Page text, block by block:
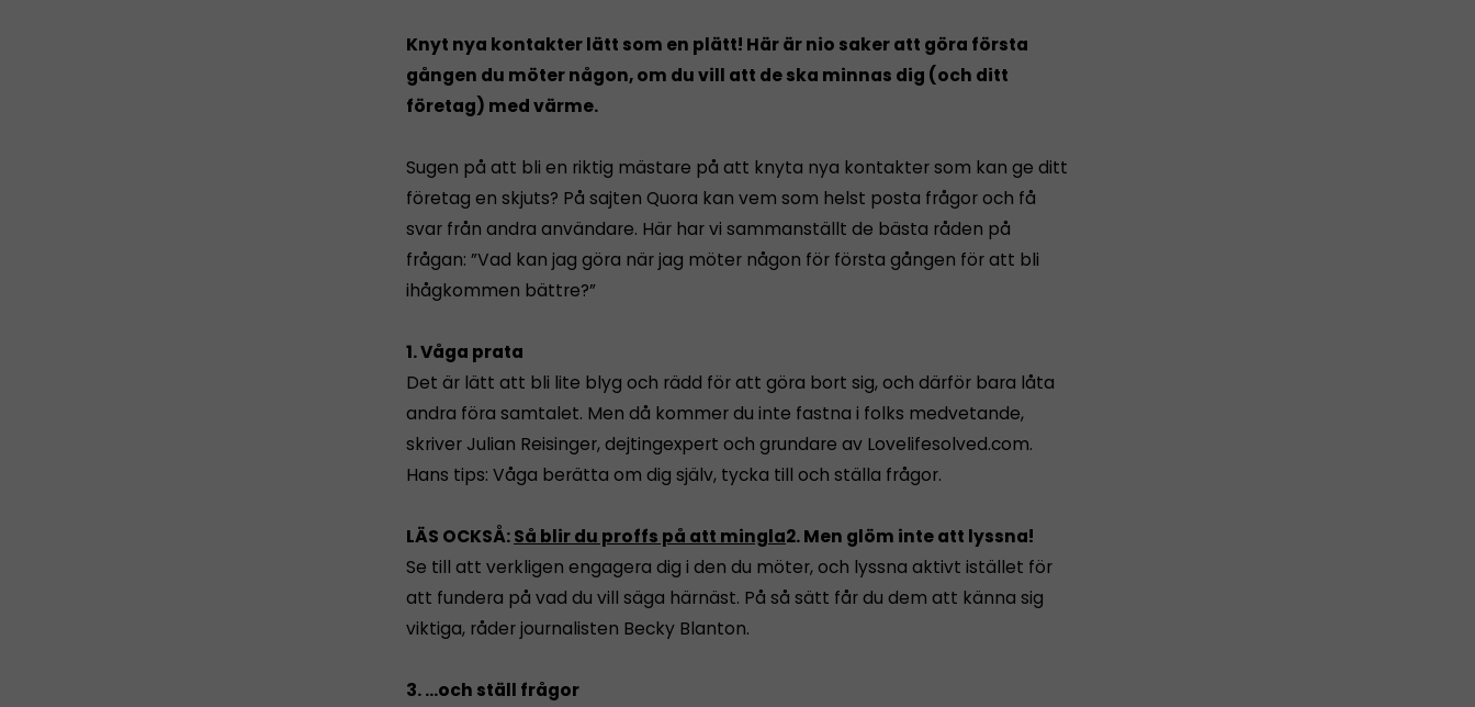
Knyt nya kontakter lätt som en plätt! Här är nio saker att göra första
gången du möter någon, om du vill att de ska minnas dig (och ditt
företag) med värme.
Sugen på att bli en riktig mästare på att knyta nya kontakter som kan ge ditt
företag en skjuts? På sajten Quora kan vem som helst posta frågor och få
svar från andra användare. Här har vi sammanställt de bästa råden på
frågan: ”Vad kan jag göra när jag möter någon för första gången för att bli
ihågkommen bättre?”
1. Våga prata
Det är lätt att bli lite blyg och rädd för att göra bort sig, och därför bara låta
andra föra samtalet. Men då kommer du inte fastna i folks medvetande,
skriver Julian Reisinger, dejtingexpert och grundare av Lovelifesolved.com.
Hans tips: Våga berätta om dig själv, tycka till och ställa frågor.
LÄS OCKSÅ:Så blir du proffs på att mingla2. Men glöm inte att lyssna!
Se till att verkligen engagera dig i den du möter, och lyssna aktivt istället för
att fundera på vad du vill säga härnäst. På så sätt får du dem att känna sig
viktiga, råder journalisten Becky Blanton.
3. …och ställ frågor